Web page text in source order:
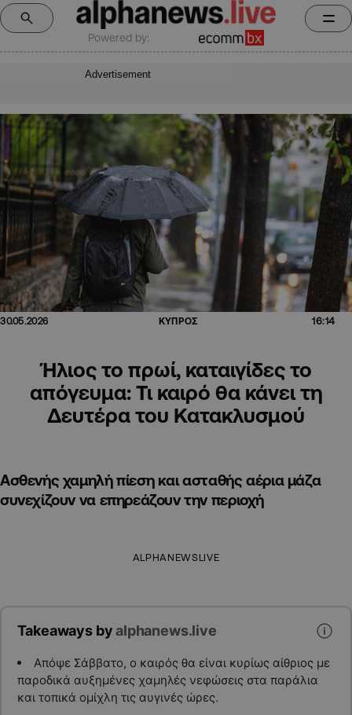
Powered by:
Advertisement
30.05.2026 ΚΥΠΡΟΣ 16:14
Ήλιος το πρωί, καταιγίδες το
απόγευμα: Τι καιρό θα κάνει τη
Δευτέρα του Κατακλυσμού
Ασθενής χαμηλή πίεση και ασταθής αέρια μάζα
συνεχίζουν να επηρεάζουν την περιοχή
ALPHANEWSLIVE
Takeaways byalphanews.live
Απόψε Σάββατο, ο καιρός θα είναι κυρίως αίθριος με
παροδικά αυξημένες χαμηλές νεφώσεις στα παράλια
και τοπικά ομίχλη τις αυγινές ώρες.